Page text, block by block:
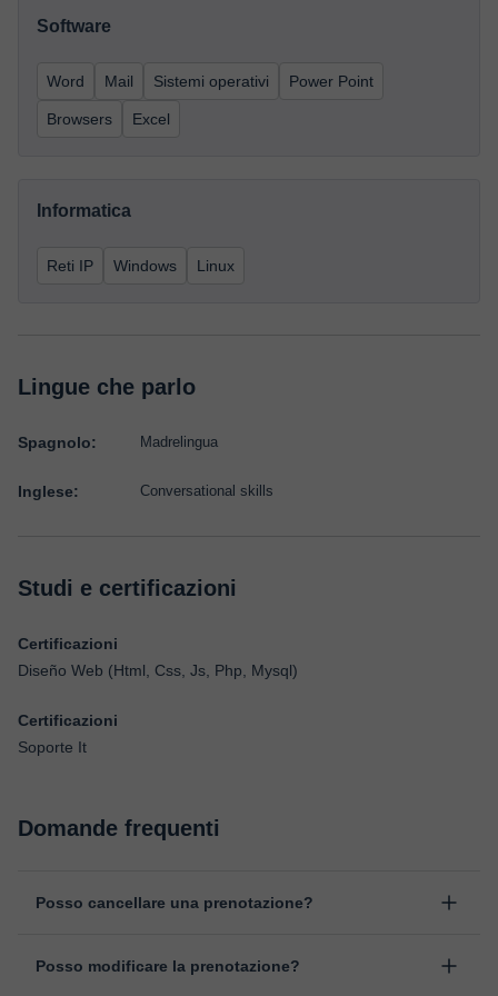
Software
Word Mail Sistemi operativi Power Point
Browsers Excel
Informatica
Reti IP Windows Linux
Lingue che parlo
Spagnolo: Madrelingua
Inglese: Conversational skills
Studi e certificazioni
Certificazioni
Diseño Web (Html, Css, Js, Php, Mysql)
Certificazioni
Soporte It
Domande frequenti
Posso cancellare una prenotazione?
prima della lezione, indicando il motivo della cancellazione.
Posso modificare la prenotazione?